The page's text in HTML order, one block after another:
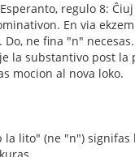
regulo 8:
En via
ne fina "n"
la substantivo post la
mocion al nova loko.
la lito" (ne "n") signifas